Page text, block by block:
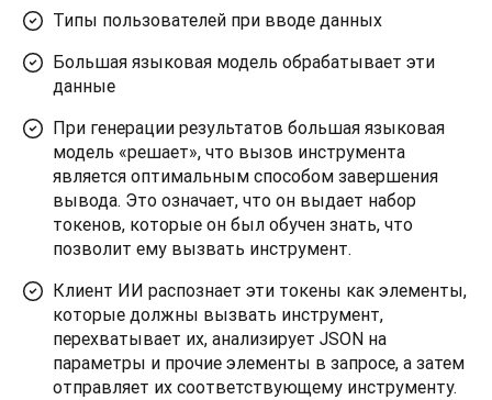
Типы пользователей при вводе данных
Большая языковая модель обрабатывает эти
данные
При генерации результатов большая языковая
модель «решает», что вызов инструмента
является оптимальным способом завершения
вывода. Это означает, что он выдает набор
токенов, которые он был обучен знать, что
позволит ему вызвать инструмент.
Клиент ИИ распознает эти токены как элементы,
которые должны вызвать инструмент,
перехватывает их, анализирует JSON на
параметры и прочие элементы в запросе, а затем
отправляет их соответствующему инструменту.